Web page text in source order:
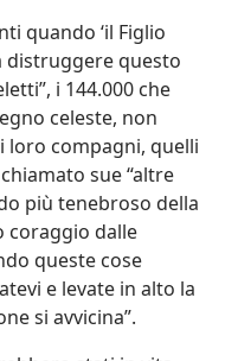
quando ‘il Figlio
distruggere questo
i 144.000 che
celeste, non
loro compagni, quelli
sue “altre
più tenebroso della
coraggio dalle
queste cose
e levate in alto la
si avvicina”.